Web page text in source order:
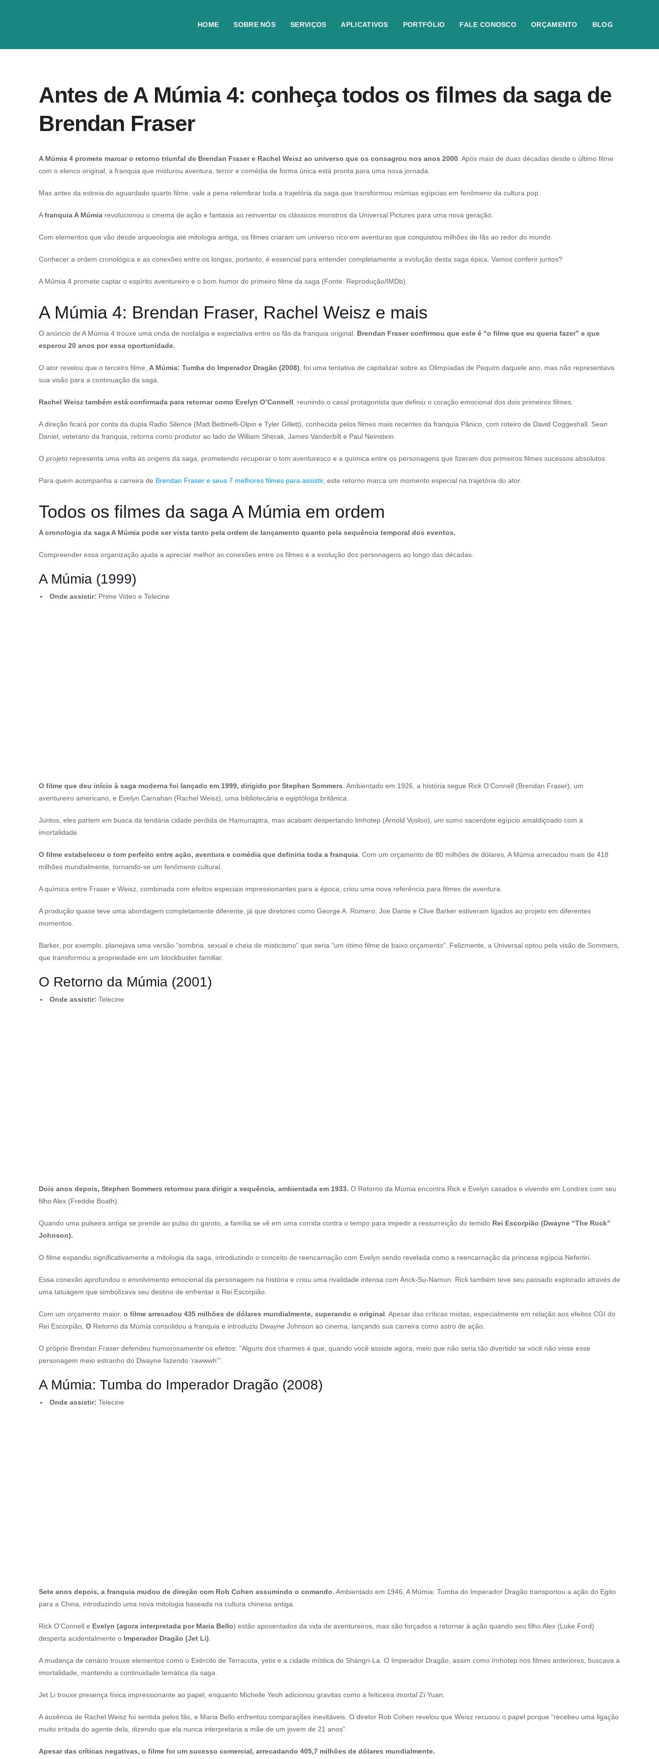
HOME SOBRE NÓS SERVIÇOS APLICATIVOS PORTFÓLIO FALE CONOSCO ORÇAMENTO BLOG
Antes de A Múmia 4: conheça todos os filmes da saga de
Brendan Fraser
A Múmia 4 promete marcar o retorno triunfal de Brendan Fraser e Rachel Weisz ao universo que os consagrou nos anos 2000 . Após mais de duas décadas desde o último filme
com o elenco original, a franquia que misturou aventura, terror e comédia de forma única está pronta para uma nova jornada.
Mas antes da estreia do aguardado quarto filme, vale a pena relembrar toda a trajetória da saga que transformou múmias egípcias em fenômeno da cultura pop.
Afranquia A Múmia revolucionou o cinema de ação e fantasia ao reinventar os clássicos monstros da Universal Pictures para uma nova geração.
Com elementos que vão desde arqueologia até mitologia antiga, os filmes criaram um universo rico em aventuras que conquistou milhões de fãs ao redor do mundo.
Conhecer a ordem cronológica e as conexões entre os longas, portanto, é essencial para entender completamente a evolução desta saga épica. Vamos conferir juntos?
A Múmia 4 promete captar o espírito aventureiro e o bom humor do primeiro filme da saga (Fonte: Reprodução/IMDb).
A Múmia 4: Brendan Fraser, Rachel Weisz e mais
O anúncio de A Múmia 4 trouxe uma onda de nostalgia e expectativa entre os fãs da franquia original. Brendan Fraser confirmou que este é “o filme que eu queria fazer” e que
esperou 20 anos por essa oportunidade.
O ator revelou que o terceiro filme, A Múmia: Tumba do Imperador Dragão (2008) , foi uma tentativa de capitalizar sobre as Olimpíadas de Pequim daquele ano, mas não representava
sua visão para a continuação da saga.
Rachel Weisz também está confirmada para retornar como Evelyn O’Connell , reunindo o casal protagonista que definiu o coração emocional dos dois primeiros filmes.
A direção ficará por conta da dupla Radio Silence (Matt Bettinelli-Olpin e Tyler Gillett), conhecida pelos filmes mais recentes da franquia Pânico, com roteiro de David Coggeshall. Sean
Daniel, veterano da franquia, retorna como produtor ao lado de William Sherak, James Vanderbilt e Paul Neinstein.
O projeto representa uma volta às origens da saga, prometendo recuperar o tom aventuresco e a química entre os personagens que fizeram dos primeiros filmes sucessos absolutos.
Para quem acompanha a carreira de Brendan Fraser e seus 7 melhores filmes para assistir, este retorno marca um momento especial na trajetória do ator.
Todos os filmes da saga A Múmia em ordem
A cronologia da saga A Múmia pode ser vista tanto pela ordem de lançamento quanto pela sequência temporal dos eventos.
Compreender essa organização ajuda a apreciar melhor as conexões entre os filmes e a evolução dos personagens ao longo das décadas.
A Múmia (1999)
Onde assistir: Prime Video e Telecine
O filme que deu início à saga moderna foi lançado em 1999, dirigido por Stephen Sommers . Ambientado em 1926, a história segue Rick O’Connell (Brendan Fraser), um
aventureiro americano, e Evelyn Carnahan (Rachel Weisz), uma bibliotecária e egiptóloga britânica.
Juntos, eles partem em busca da lendária cidade perdida de Hamunaptra, mas acabam despertando Imhotep (Arnold Vosloo), um sumo sacerdote egípcio amaldiçoado com a
imortalidade.
O filme estabeleceu o tom perfeito entre ação, aventura e comédia que definiria toda a franquia . Com um orçamento de 80 milhões de dólares, A Múmia arrecadou mais de 418
milhões mundialmente, tornando-se um fenômeno cultural.
A química entre Fraser e Weisz, combinada com efeitos especiais impressionantes para a época, criou uma nova referência para filmes de aventura.
A produção quase teve uma abordagem completamente diferente, já que diretores como George A. Romero, Joe Dante e Clive Barker estiveram ligados ao projeto em diferentes
momentos.
Barker, por exemplo, planejava uma versão “sombria, sexual e cheia de misticismo” que seria “um ótimo filme de baixo orçamento”. Felizmente, a Universal optou pela visão de Sommers,
que transformou a propriedade em um blockbuster familiar.
O Retorno da Múmia (2001)
Onde assistir: Telecine
Dois anos depois, Stephen Sommers retornou para dirigir a sequência, ambientada em 1933. O Retorno da Múmia encontra Rick e Evelyn casados e vivendo em Londres com seu
filho Alex (Freddie Boath).
Quando uma pulseira antiga se prende ao pulso do garoto, a família se vê em uma corrida contra o tempo para impedir a ressurreição do temido Rei Escorpião (Dwayne “The Rock”
Johnson).
O filme expandiu significativamente a mitologia da saga, introduzindo o conceito de reencarnação com Evelyn sendo revelada como a reencarnação da princesa egípcia Nefertiri.
Essa conexão aprofundou o envolvimento emocional da personagem na história e criou uma rivalidade intensa com Anck-Su-Namun. Rick também teve seu passado explorado através de
uma tatuagem que simbolizava seu destino de enfrentar o Rei Escorpião.
Com um orçamento maior, o filme arrecadou 435 milhões de dólares mundialmente, superando o original . Apesar das críticas mistas, especialmente em relação aos efeitos CGI do
Rei Escorpião, O Retorno da Múmia consolidou a franquia e introduziu Dwayne Johnson ao cinema, lançando sua carreira como astro de ação.
O próprio Brendan Fraser defendeu humorosamente os efeitos: “Alguns dos charmes é que, quando você assiste agora, meio que não seria tão divertido se você não visse esse
personagem meio estranho do Dwayne fazendo ‘rawwwh'”.
A Múmia: Tumba do Imperador Dragão (2008)
Onde assistir: Telecine
Sete anos depois, a franquia mudou de direção com Rob Cohen assumindo o comando . Ambientado em 1946, A Múmia: Tumba do Imperador Dragão transportou a ação do Egito
para a China, introduzindo uma nova mitologia baseada na cultura chinesa antiga.
Rick O’Connell e Evelyn (agora interpretada por Maria Bello) estão aposentados da vida de aventureiros, mas são forçados a retornar à ação quando seu filho Alex (Luke Ford)
desperta acidentalmente o Imperador Dragão (Jet Li)
A mudança de cenário trouxe elementos como o Exército de Terracota, yetis e a cidade mística de Shangri-La. O Imperador Dragão, assim como Imhotep nos filmes anteriores, buscava a
imortalidade, mantendo a continuidade temática da saga.
Jet Li trouxe presença física impressionante ao papel, enquanto Michelle Yeoh adicionou gravitas como a feiticeira imortal Zi Yuan.
A ausência de Rachel Weisz foi sentida pelos fãs, e Maria Bello enfrentou comparações inevitáveis. O diretor Rob Cohen revelou que Weisz recusou o papel porque “recebeu uma ligação
muito irritada do agente dela, dizendo que ela nunca interpretaria a mãe de um jovem de 21 anos”.
Apesar das críticas negativas, o filme foi um sucesso comercial, arrecadando 405,7 milhões de dólares mundialmente.